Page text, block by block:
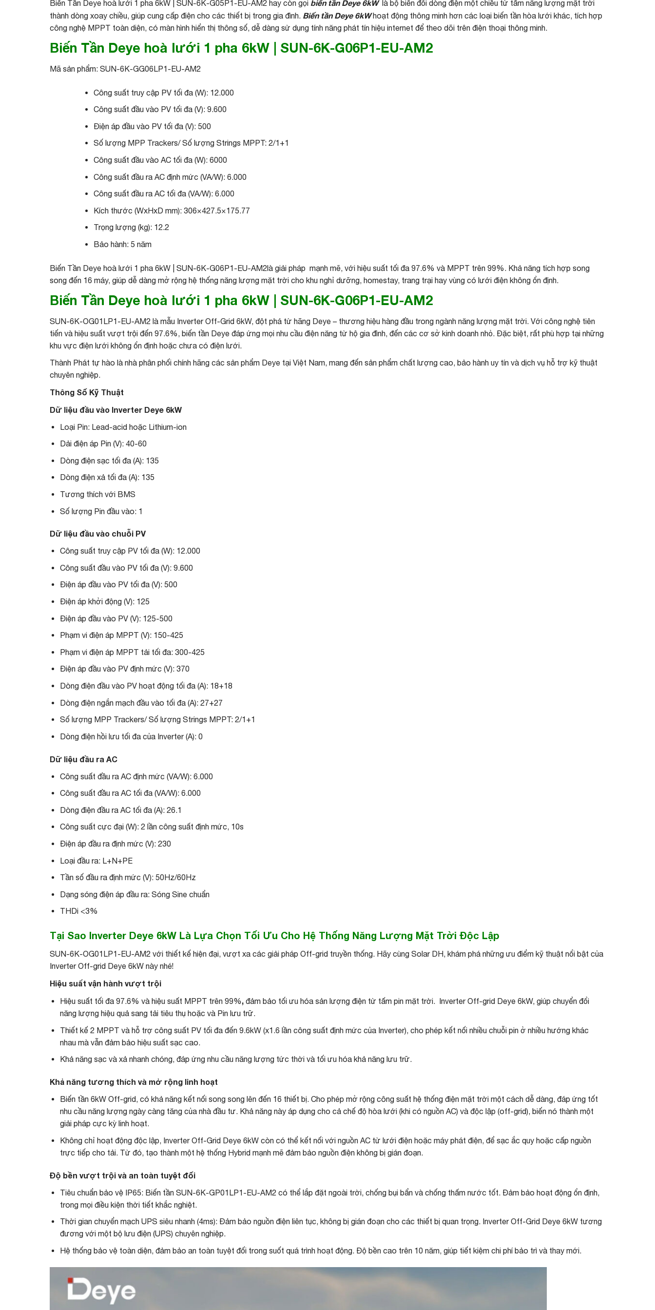
Biến Tần Deye hoà lưới 1 pha 6kW | SUN-6K-G05P1-EU-AM2 hay còn gọi biến tần Deye 6kWlà bộ biến đổi dòng điện một chiều từ tấm năng lượng mặt trời
thành dòng xoay chiều, giúp cung cấp điện cho các thiết bị trong gia đình. Biến tần Deye 6kWhoạt động thông minh hơn các loại biến tần hòa lưới khác, tích hợp
công nghệ MPPT toàn diện, có màn hình hiển thị thông số, dễ dàng sử dụng tính năng phát tín hiệu internet để theo dõi trên điện thoại thông minh.
Biến Tần Deye hoà lưới 1 pha 6kW | SUN-6K-G06P1-EU-AM2
Mã sản phẩm: SUN-6K-GG06LP1-EU-AM2
Công suất truy cập PV tối đa (W): 12.000
Công suất đầu vào PV tối đa (V): 9.600
Điện áp đầu vào PV tối đa (V): 500
Số lượng MPP Trackers/ Số lượng Strings MPPT: 2/1+1
Công suất đầu vào AC tối đa (W): 6000
Công suất đầu ra AC định mức (VA/W): 6.000
Công suất đầu ra AC tối đa (VA/W): 6.000
Kích thước (WxHxD mm): 306×427.5×175.77
Trọng lượng (kg): 12.2
Bảo hành: 5 năm
Biến Tần Deye hoà lưới 1 pha 6kW | SUN-6K-G06P1-EU-AM2là giải pháp mạnh mẽ, với hiệu suất tối đa 97.6% và MPPT trên 99%. Khả năng tích hợp song
song đến 16 máy, giúp dễ dàng mở rộng hệ thống năng lượng mặt trời cho khu nghỉ dưỡng, homestay, trang trại hay vùng có lưới điện không ổn định.
Biến Tần Deye hoà lưới 1 pha 6kW | SUN-6K-G06P1-EU-AM2
SUN-6K-OG01LP1-EU-AM2 là mẫu Inverter Off-Grid 6kW, đột phá từ hãng Deye – thương hiệu hàng đầu trong ngành năng lượng mặt trời. Với công nghệ tiên
tiến và hiệu suất vượt trội đến 97.6%, biến tần Deye đáp ứng mọi nhu cầu điện năng từ hộ gia đình, đến các cơ sở kinh doanh nhỏ. Đặc biệt, rất phù hợp tại những
khu vực điện lưới không ổn định hoặc chưa có điện lưới.
Thành Phát tự hào là nhà phân phối chính hãng các sản phẩm Deye tại Việt Nam, mang đến sản phẩm chất lượng cao, bảo hành uy tín và dịch vụ hỗ trợ kỹ thuật
chuyên nghiệp.
Thông Số Kỹ Thuật
Dữ liệu đầu vào Inverter Deye 6kW
Loại Pin: Lead-acid hoặc Lithium-ion
Dải điện áp Pin (V): 40-60
Dòng điện sạc tối đa (A): 135
Dòng điện xả tối đa (A): 135
Tương thích với BMS
Số lượng Pin đầu vào: 1
Dữ liệu đầu vào chuỗi PV
Công suất truy cập PV tối đa (W): 12.000
Công suất đầu vào PV tối đa (V): 9.600
Điện áp đầu vào PV tối đa (V): 500
Điện áp khởi động (V): 125
Điện áp đầu vào PV (V): 125-500
Phạm vi điện áp MPPT (V): 150-425
Phạm vi điện áp MPPT tải tối đa: 300-425
Điện áp đầu vào PV định mức (V): 370
Dòng điện đầu vào PV hoạt động tối đa (A): 18+18
Dòng điện ngắn mạch đầu vào tối đa (A): 27+27
Số lượng MPP Trackers/ Số lượng Strings MPPT: 2/1+1
Dòng điện hồi lưu tối đa của Inverter (A): 0
Dữ liệu đầu ra AC
Công suất đầu ra AC định mức (VA/W): 6.000
Công suất đầu ra AC tối đa (VA/W): 6.000
Dòng điện đầu ra AC tối đa (A): 26.1
Công suất cực đại (W): 2 lần công suất định mức, 10s
Điện áp đầu ra định mức (V): 230
Loại đầu ra: L+N+PE
Tần số đầu ra định mức (V): 50Hz/60Hz
Dạng sóng điện áp đầu ra: Sóng Sine chuẩn
THDi <3%
Tại Sao Inverter Deye 6kW Là Lựa Chọn Tối Ưu Cho Hệ Thống Năng Lượng Mặt Trời Độc Lập
SUN-6K-OG01LP1-EU-AM2 với thiết kế hiện đại, vượt xa các giải pháp Off-grid truyền thống. Hãy cùng Solar DH, khám phá những ưu điểm kỹ thuật nổi bật của
Inverter Off-grid Deye 6kW này nhé!
Hiệu suất vận hành vượt trội
Hiệu suất tối đa 97.6% và hiệu suất MPPT trên 99%, đảm bảo tối ưu hóa sản lượng điện từ tấm pin mặt trời. Inverter Off-grid Deye 6kW, giúp chuyển đổi
năng lượng hiệu quả sang tải tiêu thụ hoặc và Pin lưu trữ.
Thiết kế 2 MPPT và hỗ trợ công suất PV tối đa đến 9.6kW (x1.6 lần công suất định mức của Inverter), cho phép kết nối nhiều chuỗi pin ở nhiều hướng khác
nhau mà vẫn đảm bảo hiệu suất sạc cao.
Khả năng sạc và xả nhanh chóng, đáp ứng nhu cầu năng lượng tức thời và tối ưu hóa khả năng lưu trữ.
Khả năng tương thích và mở rộng linh hoạt
Biến tần 6kW Off-grid, có khả năng kết nối song song lên đến 16 thiết bị. Cho phép mở rộng công suất hệ thống điện mặt trời một cách dễ dàng, đáp ứng tốt
nhu cầu năng lượng ngày càng tăng của nhà đầu tư. Khả năng này áp dụng cho cả chế độ hòa lưới (khi có nguồn AC) và độc lập (off-grid), biến nó thành một
giải pháp cực kỳ linh hoạt.
Không chỉ hoạt động độc lập, Inverter Off-Grid Deye 6kW còn có thể kết nối với nguồn AC từ lưới điện hoặc máy phát điện, để sạc ắc quy hoặc cấp nguồn
trực tiếp cho tải. Từ đó, tạo thành một hệ thống Hybrid mạnh mẽ đảm bảo nguồn điện không bị gián đoạn.
Độ bền vượt trội và an toàn tuyệt đối
Tiêu chuẩn bảo vệ IP65: Biến tần SUN-6K-GP01LP1-EU-AM2 có thể lắp đặt ngoài trời, chống bụi bẩn và chống thấm nước tốt. Đảm bảo hoạt động ổn định,
trong mọi điều kiện thời tiết khắc nghiệt.
Thời gian chuyển mạch UPS siêu nhanh (4ms): Đảm bảo nguồn điện liên tục, không bị gián đoạn cho các thiết bị quan trọng. Inverter Off-Grid Deye 6kW tương
đương với một bộ lưu điện (UPS) chuyên nghiệp.
Hệ thống bảo vệ toàn diện, đảm bảo an toàn tuyệt đối trong suốt quá trình hoạt động. Độ bền cao trên 10 năm, giúp tiết kiệm chi phí bảo trì và thay mới.